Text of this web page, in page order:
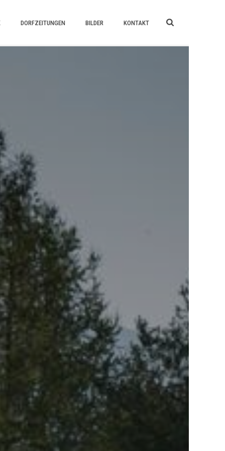
DORFZEITUNGEN BILDER KONTAKT